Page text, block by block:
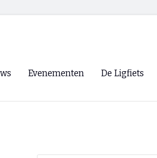
Evenementen De Ligfiets